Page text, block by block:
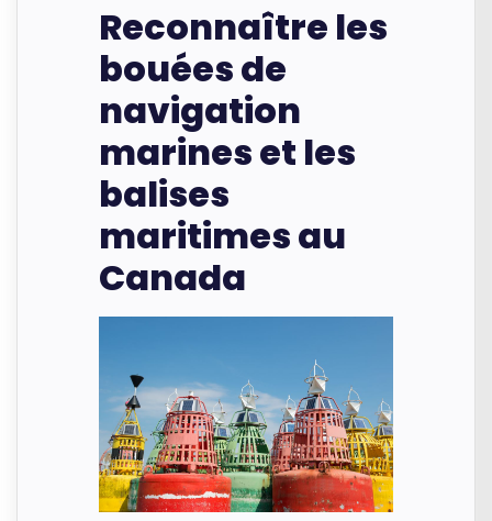
Reconnaître les
bouées de
navigation
marines et les
balises
maritimes au
Canada